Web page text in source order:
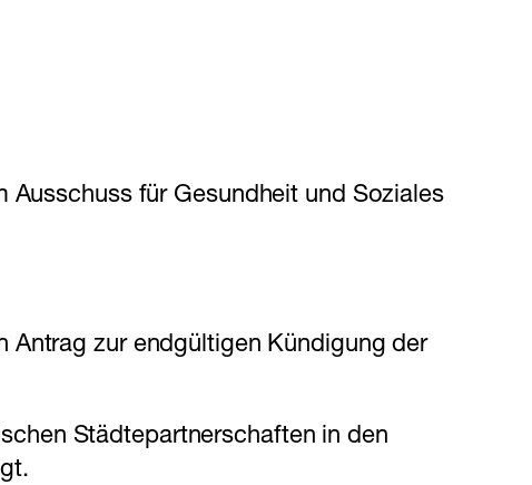
für Gesundheit und Soziales
Antrag zur endgültigen Kündigung der
Städtepartnerschaften in den